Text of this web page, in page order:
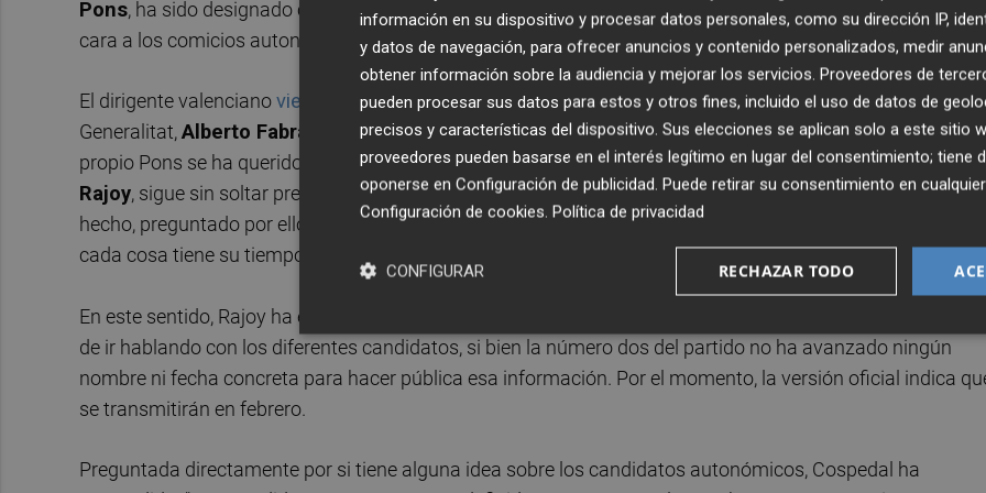
Pons, ha sido designado como responsable de coordinar el programa electoral de la formación 'popular'
cara a los comicios autonómicos y locales del próximo mes de mayo.
El dirigente valencianoviene sonando como una de las opciones alternativasal presidente de la
Generalitat,Alberto Fabra,
como candidato autonómico para los comicios, una posibilidad de la que el
propio Pons se ha querido descartar públicamente. No obstante, el líder nacional del partido,Mariano
Rajoy, sigue sin soltar prenda sobre quiénes serán los elegidos en Madrid y en la Comunitat Valenciana.
hecho, preguntado por ello esta misma mañana por la Cadena Ser ha señalado: "Tengo algunas ideas, pero
cada cosa tiene su tiempo".
En este sentido, Rajoy ha encargado a la secretaria general del PP,
de ir hablando con los diferentes candidatos, si bien la número dos del partido no ha avanzado ningún
nombre ni fecha concreta para hacer pública esa información. Por el momento, la versión oficial indica
se transmitirán en febrero.
Preguntada directamente por si tiene alguna idea sobre los candidatos autonómicos, Cospedal ha
información en su dispositivo y procesar datos personales, como su dirección IP,
y datos de navegación, para ofrecer anuncios y contenido personalizados, medir
obtener información sobre la audiencia y mejorar los servicios. Proveedores de
pueden procesar sus datos para estos y otros fines, incluido el uso de datos de
precisos y características del dispositivo. Sus elecciones se aplican solo a este sitio
proveedores pueden basarse en el interés legítimo en lugar del consentimiento; tiene
oponerse en Configuración de publicidad. Puede retirar su consentimiento en
Configuración de cookies. Política de privacidad
RECHAZAR TODO
CONFIGURAR